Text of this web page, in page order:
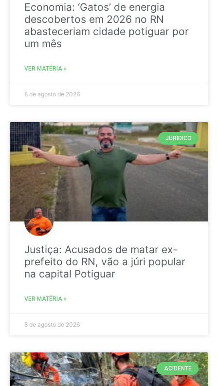
Economia: ‘Gatos’ de energia
descobertos em 2026 no RN
abasteceriam cidade potiguar por
um mês
VER MATÉRIA »
8 de agosto de 2026
JURIDICO
Justiça: Acusados de matar ex-
prefeito do RN, vão a júri popular
na capital Potiguar
VER MATÉRIA »
8 de agosto de 2026
ACIDENTE